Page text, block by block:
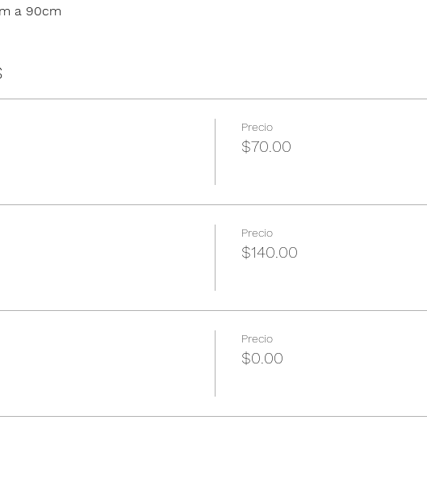
a 90cm
Precio
$70.00
Precio
$140.00
Precio
$0.00